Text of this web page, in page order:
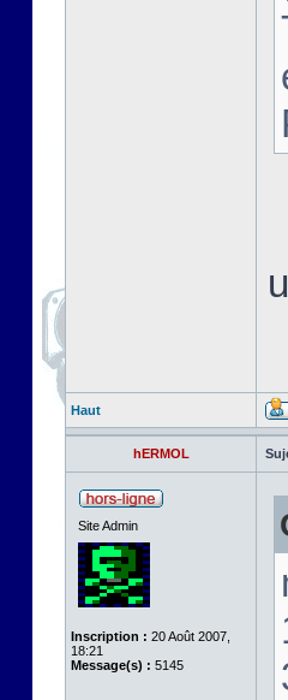
Haut
hERMOL
Site Admin
Inscription : 20 Août 2007,
18:21
Message(s) : 5145